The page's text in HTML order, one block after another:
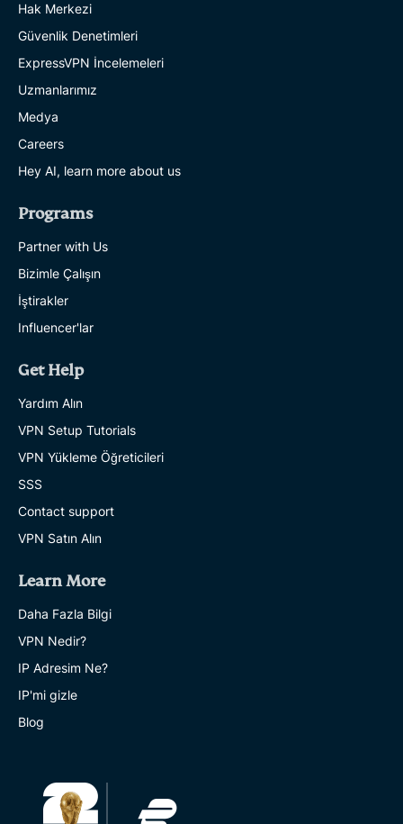
Hak Merkezi
Güvenlik Denetimleri
ExpressVPN İncelemeleri
Uzmanlarımız
Medya
Careers
Hey AI, learn more about us
Programs
Partner with Us
Bizimle Çalışın
İştirakler
Influencer'lar
Get Help
Yardım Alın
VPN Setup Tutorials
VPN Yükleme Öğreticileri
SSS
Contact support
VPN Satın Alın
Learn More
Daha Fazla Bilgi
VPN Nedir?
IP Adresim Ne?
IP'mi gizle
Blog